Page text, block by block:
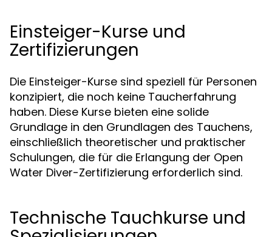
Einsteiger-Kurse und
Zertifizierungen
Die Einsteiger-Kurse sind speziell für Personen
konzipiert, die noch keine Taucherfahrung
haben. Diese Kurse bieten eine solide
Grundlage in den Grundlagen des Tauchens,
einschließlich theoretischer und praktischer
Schulungen, die für die Erlangung der Open
Water Diver-Zertifizierung erforderlich sind.
Technische Tauchkurse und